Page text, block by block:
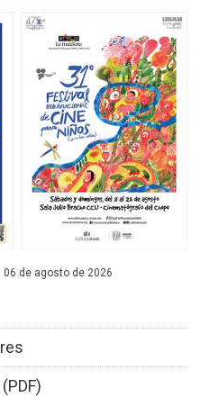
| 06 de agosto de 2026